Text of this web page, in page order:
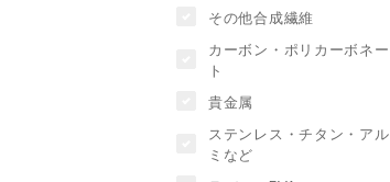
その他合成繊維
カーボン・ポリカーボネー
ト
貴金属
ステンレス・チタン・アル
ミなど